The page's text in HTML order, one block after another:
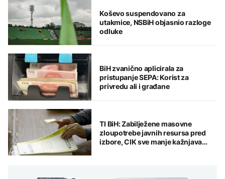
Koševo suspendovano za
utakmice, NSBiH objasnio razloge
odluke
BiH zvanično aplicirala za
pristupanje SEPA: Korist za
privredu ali i građane
TI BiH: Zabilježene masovne
zloupotrebe javnih resursa pred
izbore, CIK sve manje kažnjava